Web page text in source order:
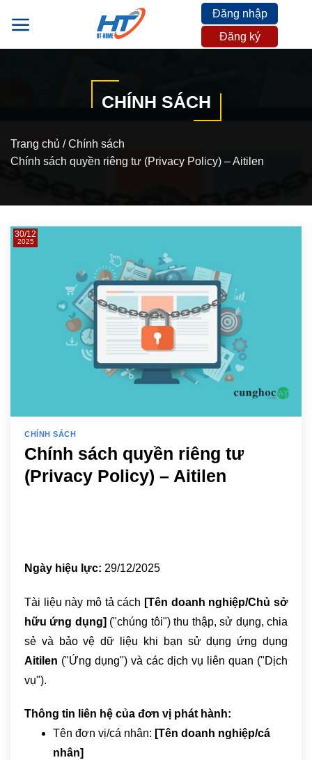
Đăng nhập
Đăng ký
CHÍNH SÁCH
Trang chủ /Chính sách
Chính sách quyền riêng tư (Privacy Policy) – Aitilen
30/12
2025
CHÍNH SÁCH
Chính sách quyền riêng tư
(Privacy Policy) – Aitilen
Ngày hiệu lực: 29/12/2025
Tài liệu này mô tả cách [Tên doanh nghiệp/Chủ sở
hữu ứng dụng] ("chúng tôi") thu thập, sử dụng, chia
sẻ và bảo vệ dữ liệu khi bạn sử dụng ứng dụng
Aitilen ("Ứng dụng") và các dịch vụ liên quan ("Dịch
vụ").
Thông tin liên hệ của đơn vị phát hành:
Tên đơn vị/cá nhân: [Tên doanh nghiệp/cá
nhân]